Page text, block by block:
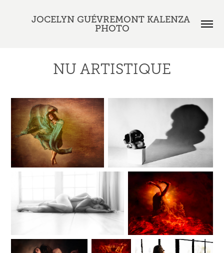
JOCELYN GUÉVREMONT KALENZA
PHOTO
NU ARTISTIQUE